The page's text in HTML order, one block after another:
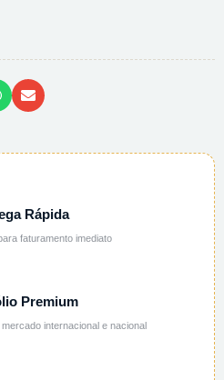
Rápida
faturamento imediato
Premium
internacional e nacional